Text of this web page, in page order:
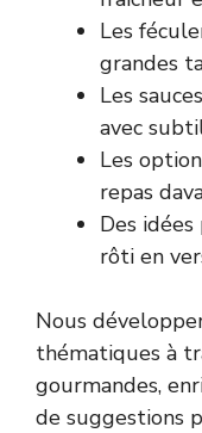
Les
grandes
Les
avec
Les
repas
Des
rôti en
Nous
thématiques à
gourmandes,
de suggestions